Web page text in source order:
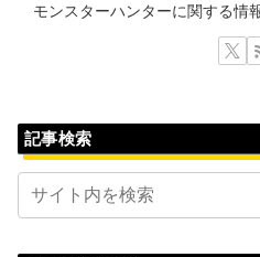
モンスターハンターに関する情
記事検索